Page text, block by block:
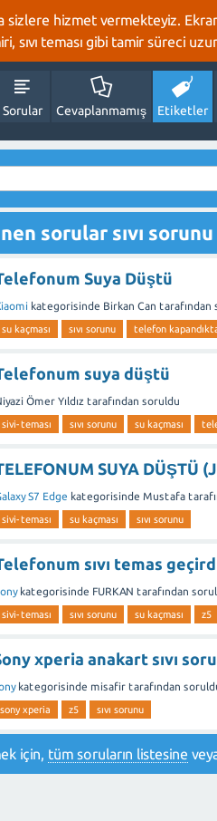
sizlere hizmet vermekteyiz.
sıvı teması gibi tamir süreci
Sorular Cevaplanmamış Etiketler
sorular sıvı sorunu
Suya Düştü
kategorisinde Birkan Can tarafından
su kaçması sıvı sorunu telefon
suya düştü
Ömer Yıldız tarafından soruldu
sivi-teması sıvı sorunu su kaçması
SUYA DÜŞTÜ
S7 Edge kategorisinde Mustafa
sivi-teması su kaçması sıvı sorunu
sıvı temas
kategorisinde FURKAN tarafından
sivi-teması sıvı sorunu su kaçması z5
xperia anakart sıvı
kategorisinde misafir tarafından
sony xperia z5 sıvı sorunu
için, tüm soruların listesine